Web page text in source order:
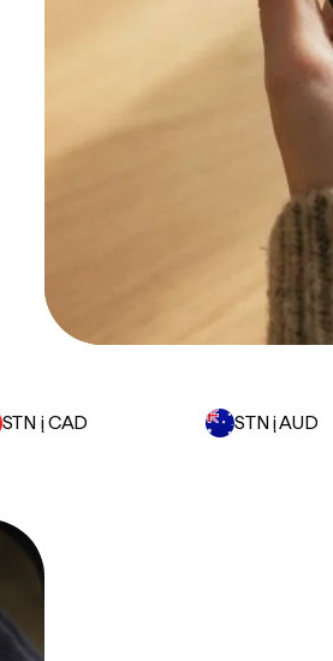
STN į CAD STN į AUD